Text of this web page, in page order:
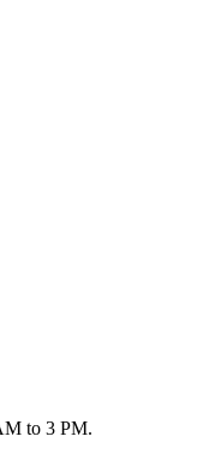
to 3 PM.